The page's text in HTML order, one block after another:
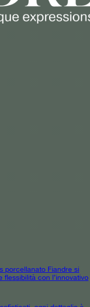
porcellanato Fiandre si
flessibilità con l’innovativo